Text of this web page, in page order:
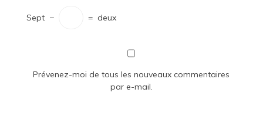
Sept − = deux
Prévenez-moi de tous les nouveaux commentaires
par e-mail.